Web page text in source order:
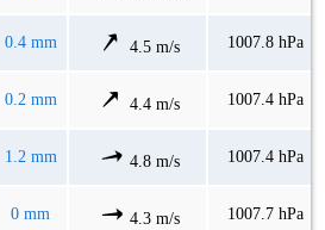
0.4 mm 4.5 m/s 1007.8 hPa
0.2 mm 4.4 m/s 1007.4 hPa
1.2 mm 4.8 m/s 1007.4 hPa
0 mm 4.3 m/s 1007.7 hPa